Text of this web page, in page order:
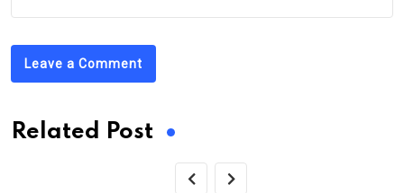
Leave a Comment
Related Post